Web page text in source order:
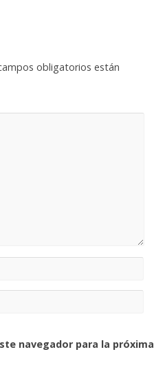
obligatorios están
navegador para la próxima